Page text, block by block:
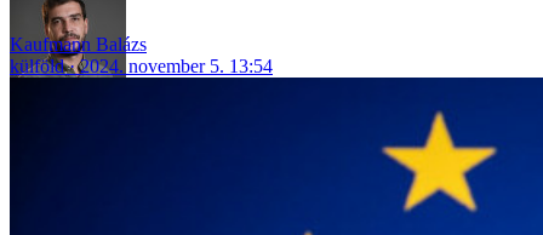
Kaufmann Balázs
külföld
2024. november 5. 13:54